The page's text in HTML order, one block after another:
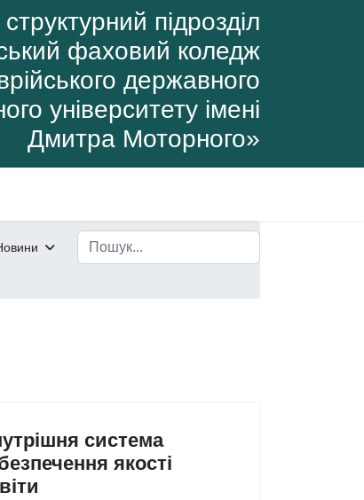
підрозділ
фаховий коледж
державного
університету імені
Дмитра Моторного»
Пошук
система
якості